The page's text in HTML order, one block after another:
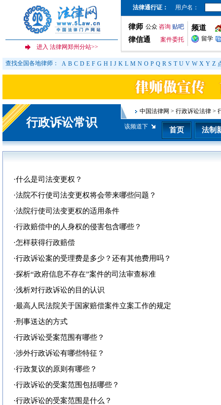
法律通行证： 用户名：
律师 公众 咨询 贴吧
律信通 案件委托
频道
留学
查找全国各地律师： A B C D E F G H I J K L M N O P Q R S T U V W X Y Z
行政诉讼常识
中国法律网 > 行政诉讼法律 >
该频道下 首页 法制
·什么是司法变更权？
·法院不行使司法变更权将会带来哪些问题？
·法院行使司法变更权的适用条件
·行政赔偿中的人身权的侵害包含哪些？
·怎样获得行政赔偿
·行政诉讼案的受理费是多少？还有其他费用吗？
·探析“政府信息不存在”案件的司法审查标准
·浅析对行政诉讼的目的认识
·最高人民法院关于国家赔偿案件立案工作的规定
·刑事送达的方式
·行政诉讼受案范围有哪些？
·涉外行政诉讼有哪些特征？
·行政复议的原则有哪些？
·行政诉讼的受案范围包括哪些？
·行政诉讼的受案范围是什么？